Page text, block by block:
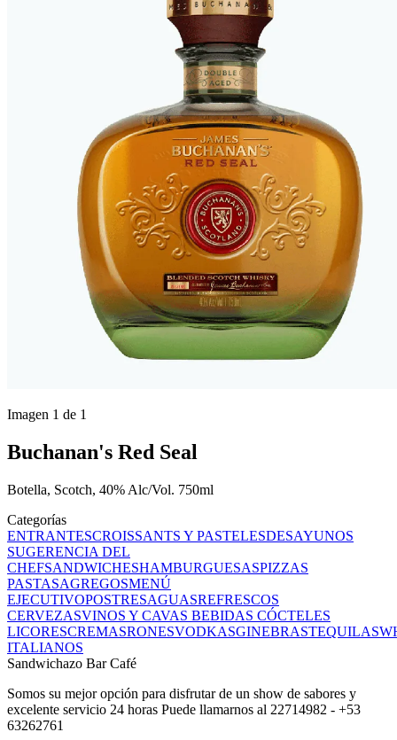
Imagen 1 de 1
Buchanan's Red Seal
Botella, Scotch, 40% Alc/Vol. 750ml
Categorías
ENTRANTESCROISSANTS Y PASTELESDESAYUNOS
SUGERENCIA DEL
CHEFSANDWICHESHAMBURGUESASPIZZAS
PASTASAGREGOSMENÚ
EJECUTIVOPOSTRESAGUASREFRESCOS
CERVEZASVINOS Y CAVAS BEBIDAS CÓCTELES
LICORESCREMASRONESVODKASGINEBRASTEQUILAS
ITALIANOS
Sandwichazo Bar Café
Somos su mejor opción para disfrutar de un show de sabores y
excelente servicio 24 horas Puede llamarnos al 22714982 - +53
63262761